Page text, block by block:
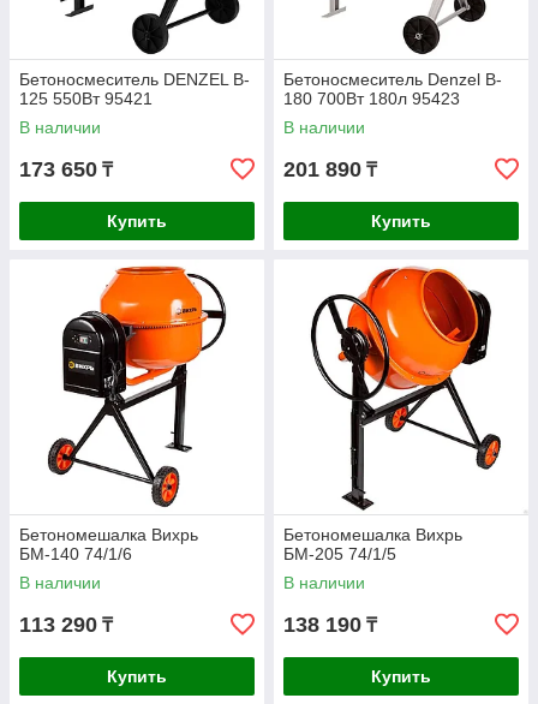
Бетоносмеситель DENZEL B-
125 550Вт 95421
В наличии
173 650 ₸
Купить
Бетоносмеситель Denzel B-
180 700Вт 180л 95423
В наличии
201 890 ₸
Купить
Бетономешалка Вихрь
БМ-140 74/1/6
В наличии
113 290 ₸
Купить
Бетономешалка Вихрь
БМ-205 74/1/5
В наличии
138 190 ₸
Купить